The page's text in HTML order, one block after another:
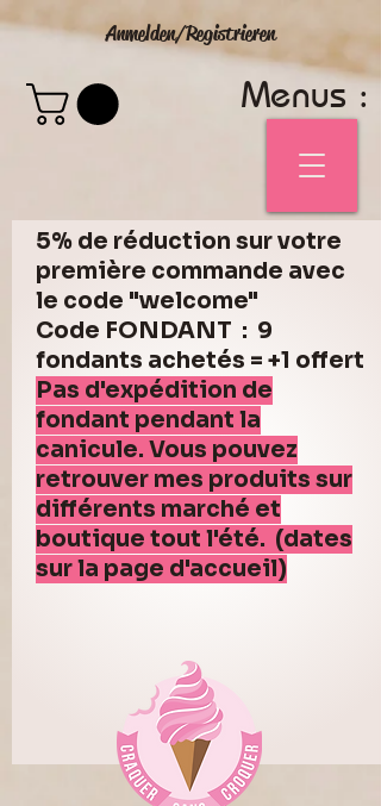
Anmelden/Registrieren
Menus :
5% de réduction sur votre
première commande avec
le code "welcome"
Code FONDANT : 9
fondants achetés = +1 offert
Pas d'expédition de
fondant pendant la
canicule. Vous pouvez
retrouver mes produits sur
différents marché et
boutique tout l'été. (dates
sur la page d'accueil)